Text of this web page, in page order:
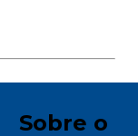
Sobre o